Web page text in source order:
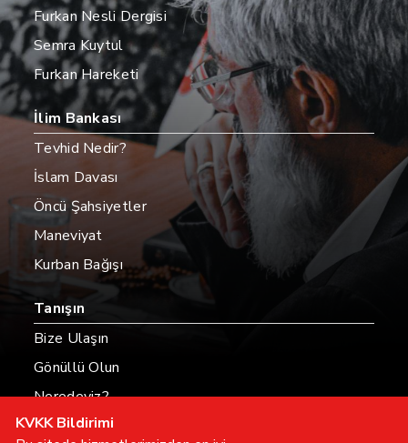
Furkan Nesli Dergisi
Semra Kuytul
Furkan Hareketi
İlim Bankası
Tevhid Nedir?
İslam Davası
Öncü Şahsiyetler
Maneviyat
Kurban Bağışı
Tanışın
Bize Ulaşın
Gönüllü Olun
Neredeyiz?
Hesaplarımız
KVKK Bildirimi